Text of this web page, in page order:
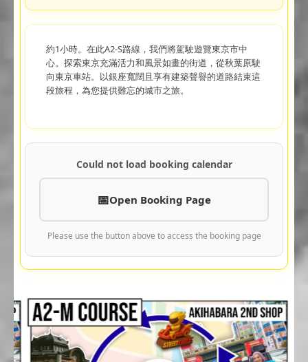
約1小時。在此A2-S路線，我們將駕駛遊覽東京市中
心。探索東京充滿活力和風景如畫的街道，從秋葉原駛
向東京車站。以銀座寬闊且享有建築聲譽的道路結束這
段旅程，為您提供難忘的城市之旅。
Could not load booking calendar
Open Booking Page
Please use the button above to access the booking page